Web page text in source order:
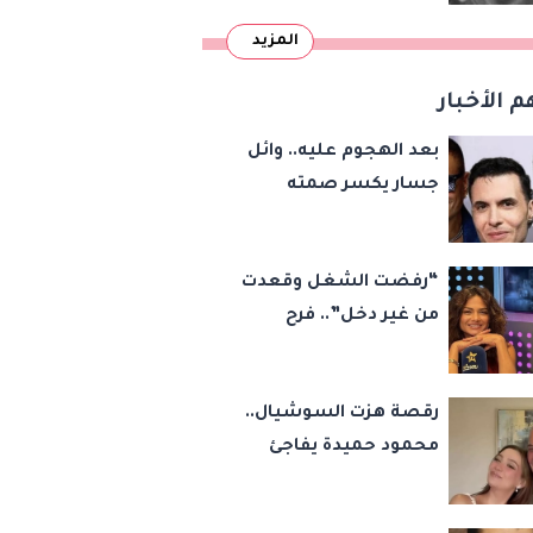
المزيد
الأخبار
بعد الهجوم عليه.. وائل
جسار يكسر صمته
“رفضت الشغل وقعدت
من غير دخل”.. فرح
اختفائها
رقصة هزت السوشيال..
محمود حميدة يفاجئ